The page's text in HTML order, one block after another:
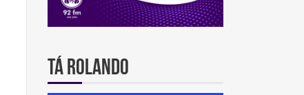
TÁ ROLANDO